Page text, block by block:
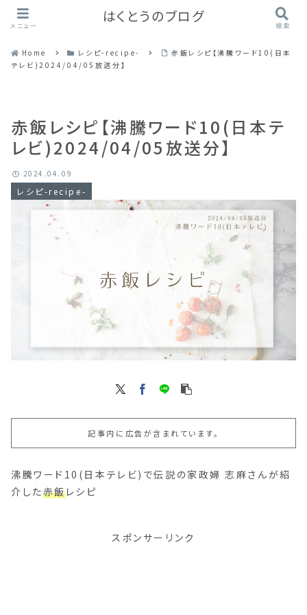
Home レシピ-recipe-
赤飯レシピ【沸騰ワード10(日本
テレビ)2024/04/05放送分】
赤飯レシピ【沸騰ワード10(日本テ
レビ)2024/04/05放送分】
レシピ-recipe-
2024.04.09
記事内に広告が含まれています。
沸騰ワード10(日本テレビ)で伝説の家政婦 志麻さんが紹
介した赤飯レシピ
スポンサーリンク
メニュー
はくとうのブログ
検索